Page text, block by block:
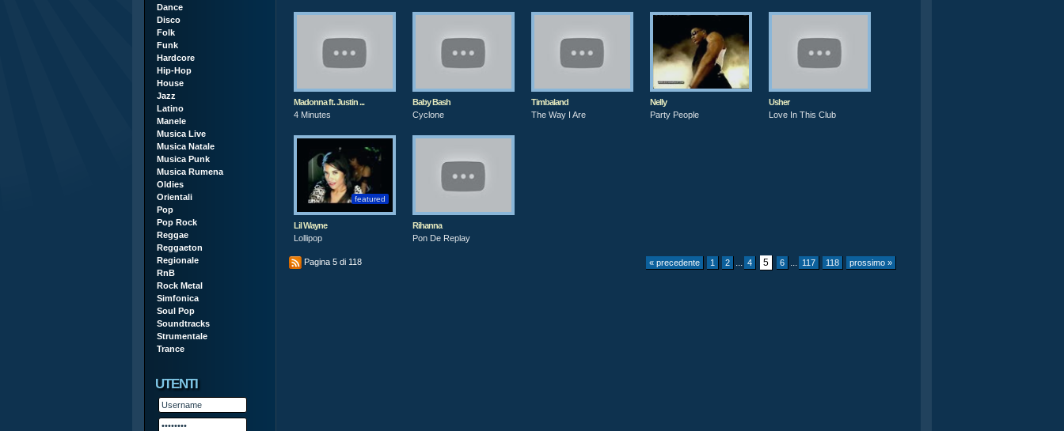
Dance
Disco
Folk
Funk
Hardcore
Hip-Hop
House
Jazz
Latino
Manele
Musica Live
Musica Natale
Musica Punk
Musica Rumena
Oldies
Orientali
Pop
Pop Rock
Reggae
Reggaeton
Regionale
RnB
Rock Metal
Simfonica
Soul Pop
Soundtracks
Strumentale
Trance
UTENTI
Madonna ft. Justin ...
4 Minutes
Baby Bash
Cyclone
Timbaland
The Way I Are
Nelly
Party People
Usher
Love In This Club
featured
Lil Wayne
Lollipop
Rihanna
Pon De Replay
Pagina 5 di 118 « precedente 1 2 ... 4 5 6 ... 117 118 prossimo »